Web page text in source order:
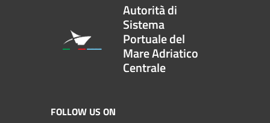
Autorità di
Sistema
Portuale del
Mare Adriatico
Centrale
FOLLOW US ON